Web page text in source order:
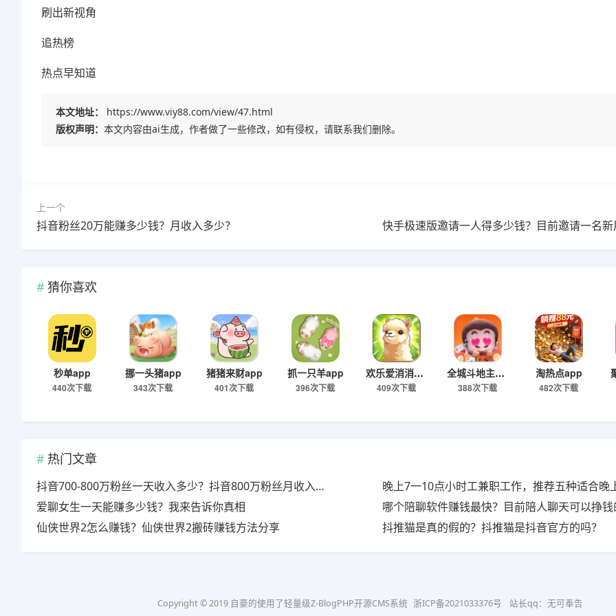
刷出新视角
追热榜
热点早知道
本文地址：
https://www.viy88.com/view/47.html
版权声明： 本文内容由ai生成，作者做了一些修改，如有侵权，请联系我们删除。
上一个
抖音粉丝20万能赚多少钱？月收入多少？
猜你喜欢
秒单app
440次下载
挪一头猪app
343次下载
猪猪来财app
401次下载
抓一只羊app
396次下载
欢乐爱消消app
409次下载
全城斗地主app
388次下载
淘热点app
482次下载
热门文章
抖音700-800万粉丝一天收入多少？抖音800万粉丝月收入多少钱？
爱聊女生一天能赚多少钱？我来告诉你真相
哪个陪聊软件赚钱最快？目前陪人聊天可以挣
仙侠世界2怎么赚钱？仙侠世界2搬砖赚钱方法分享
抖推猫是真的假的？抖推猫是抖音官方的吗？
Copyright © 2019 自豪的使用了轻量级Z-BlogPHP开源CMS系统 浙ICP备2021033376号 站长qq：无可奉告